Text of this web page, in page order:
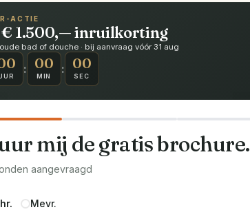
ACTIE
1.500,— inruilkorting
bad of douche · bij aanvraag vóór 31 aug
: 00
MIN
: 00
SEC
mij de gratis brochure.
aangevraagd
Mevr.